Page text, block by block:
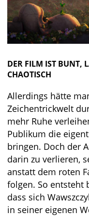
DER FILM IST BUNT,
CHAOTISCH
Allerdings hätte
Zeichentrickwelt
mehr Ruhe
Publikum die
bringen. Doch der
darin zu verlieren,
anstatt dem roten
folgen. So entsteht
dass sich
in seiner eigenen